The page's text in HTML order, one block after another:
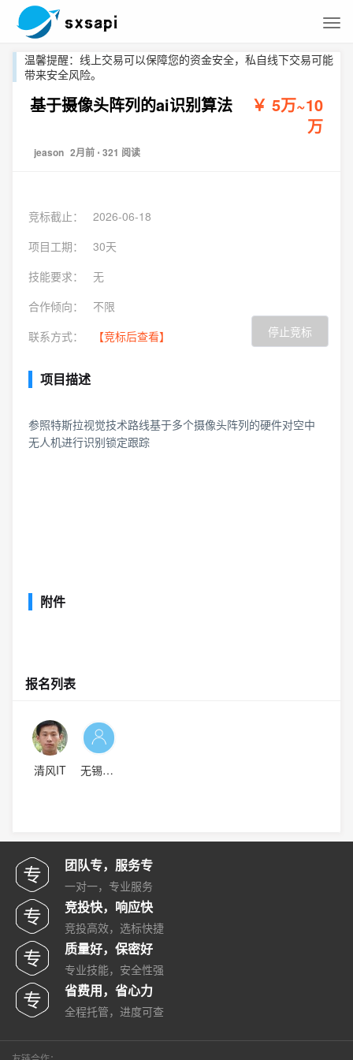
温馨提醒：线上交易可以保障您的资金安全，私自线下交易可能
带来安全风险。
基于摄像头阵列的ai识别算法
￥ 5万~10
万
jeason 2月前 ⋅ 321 阅读
竞标截止：
2026-06-18
项目工期：
30天
技能要求：
无
合作倾向：
不限
联系方式：
【竞标后查看】 停止竞标
项目描述
参照特斯拉视觉技术路线基于多个摄像头阵列的硬件对空中
无人机进行识别锁定跟踪
附件
报名列表
清风IT 无锡赵雪冬
团队专，服务专
一对一，专业服务
竞投快，响应快
竞投高效，选标快捷
质量好，保密好
专业技能，安全性强
省费用，省心力
全程托管，进度可查